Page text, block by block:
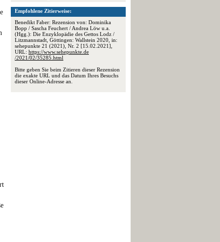
Empfohlene Zitierweise:
Benedikt Faber: Rezension von: Dominika
Bopp / Sascha Feuchert / Andrea Löw u.a.
(Hgg.): Die Enzyklopädie des Gettos Lodz /
Litzmannstadt, Göttingen: Wallstein 2020, in:
sehepunkte 21 (2021), Nr. 2 [15.02.2021],
URL: https://www.sehepunkte.de
/2021/02/35285.html
Bitte geben Sie beim Zitieren dieser Rezension
die exakte URL und das Datum Ihres Besuchs
dieser Online-Adresse an.